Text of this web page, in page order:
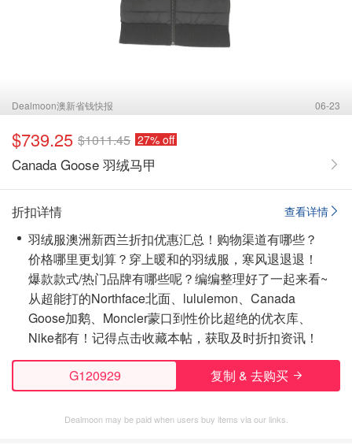
Dealmoon澳新省钱快报 06-23
$739.25 $1011.45 27% off
Canada Goose 羽绒马甲
查看详情
折扣详情
羽绒服澳洲新西兰折扣优惠汇总！购物渠道有哪些？
价格哪里更划算？穿上暖和的羽绒服，寒风退退退！
爆款款式/热门品牌有哪些呢？编编整理好了一起来看~
从超能打的Northface北面、lululemon、Canada
Goose加鹅、Moncler蒙口到性价比超绝的优衣库、
Nike都有！ 记得点击收藏本帖，获取及时折扣资讯！
G120929 复制 & 去购买
Dealmoon may be paid when users buy items via our links.